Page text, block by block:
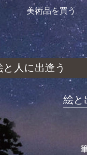
美術品を買う
と人に出逢う
絵と